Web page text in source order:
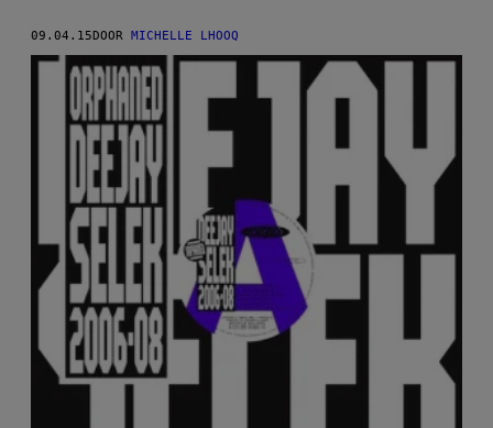
09.04.15 DOOR MICHELLE LHOOQ